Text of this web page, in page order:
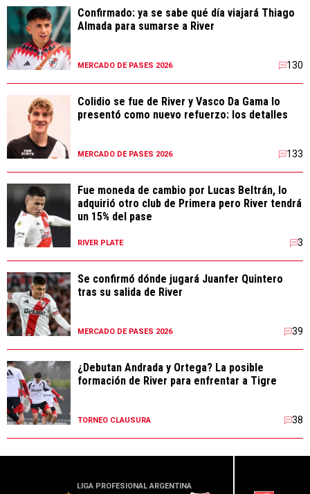
Confirmado: ya se sabe qué día viajará Thiago
Almada para sumarse a River
MERCADO DE PASES 2026 130
Colidio se fue de River y Vasco Da Gama lo
presentó como nuevo refuerzo: los detalles
MERCADO DE PASES 2026 133
Fue moneda de cambio por Lucas Beltrán, lo
adquirió otro club de Primera pero River tendrá
un 15% del pase
RIVER PLATE 3
Se confirmó dónde jugará Juanfer Quintero
tras su salida de River
MERCADO DE PASES 2026 39
¿Debutan Andrada y Ortega? La posible
formación de River para enfrentar a Tigre
TORNEO CLAUSURA 38
LIGA PROFESIONAL ARGENTINA